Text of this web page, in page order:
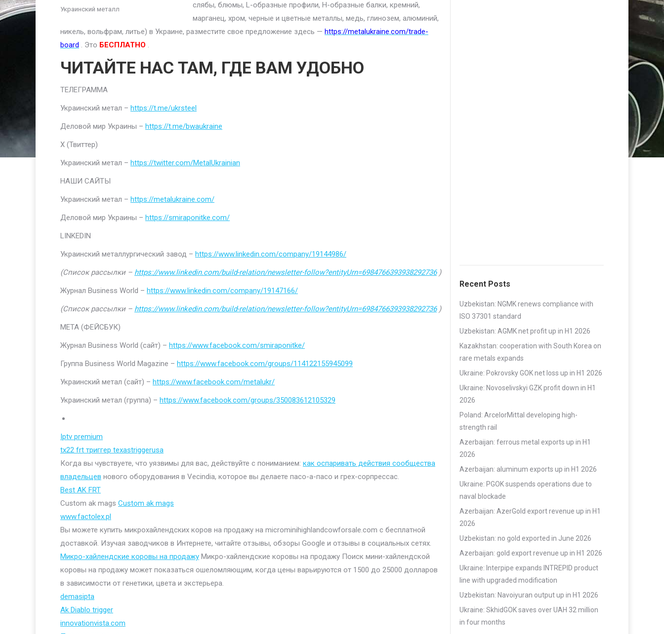
Украинский металл
слябы, блюмы, L-образные профили, H-образные балки, кремний,
марганец, хром, черные и цветные металлы, медь, глинозем, алюминий,
никель, вольфрам, литье) в Украине, разместите свое предложение здесь — https://metalukraine.com/trade-
board . Это БЕСПЛАТНО .
ЧИТАЙТЕ НАС ТАМ, ГДЕ ВАМ УДОБНО
ТЕЛЕГРАММА
Украинский метал – https://t.me/ukrsteel
Деловой мир Украины – https://t.me/bwaukraine
Х (Твиттер)
Украинский метал – https://twitter.com/MetalUkrainian
НАШИ САЙТЫ
Украинский метал – https://metalukraine.com/
Деловой мир Украины – https://smiraponitke.com/
LINKEDIN
Украинский металлургический завод – https://www.linkedin.com/company/19144986/
(Список рассылки – https://www.linkedin.com/build-relation/newsletter-follow?entityUrn=6984766393938292736)
Журнал Business World – https://www.linkedin.com/company/19147166/
(Список рассылки – https://www.linkedin.com/build-relation/newsletter-follow?entityUrn=6984766393938292736)
МЕТА (ФЕЙСБУК)
Журнал Business World (сайт) – https://www.facebook.com/smiraponitke/
Группа Business World Magazine – https://www.facebook.com/groups/114122155945099
Украинский метал (сайт) – https://www.facebook.com/metalukr/
Украинский метал (группа) – https://www.facebook.com/groups/350083612105329
Iptv premium
tx22 frt триггер texastriggerusa
Когда вы чувствуете, что уязвимы для вас, действуйте с пониманием: как оспаривать действия сообщества
владельцев нового оборудования в Vecindia, которое вы делаете пасо-а-пасо и грех-сорпрессас.
Best AK FRT
Custom ak mags Custom ak mags
www.factolex.pl
Вы можете купить микрохайлендских коров на продажу на microminihighlandcowforsale.com с бесплатной
доставкой. Изучая заводчиков в Интернете, читайте отзывы, обзоры Google и отзывы в социальных сетях.
Микро-хайлендские коровы на продажу Микро-хайлендские коровы на продажу Поиск мини-хайлендской
коровы на продажу может показаться ошеломляющим, когда цены варьируются от 1500 до 25000 долларов
в зависимости от генетики, цвета и экстерьера.
demasipta
Ak Diablo trigger
innovationvista.com
Recent Posts
Uzbekistan: NGMK renews compliance with
ISO 37301 standard
Uzbekistan: AGMK net profit up in H1 2026
Kazakhstan: cooperation with South Korea on
rare metals expands
Ukraine: Pokrovsky GOK net loss up in H1 2026
Ukraine: Novoselivskyi GZK profit down in H1
2026
Poland: ArcelorMittal developing high-
strength rail
Azerbaijan: ferrous metal exports up in H1
2026
Azerbaijan: aluminum exports up in H1 2026
Ukraine: PGOK suspends operations due to
naval blockade
Azerbaijan: AzerGold export revenue up in H1
2026
Uzbekistan: no gold exported in June 2026
Azerbaijan: gold export revenue up in H1 2026
Ukraine: Interpipe expands INTREPID product
line with upgraded modification
Uzbekistan: Navoiyuran output up in H1 2026
Ukraine: SkhidGOK saves over UAH 32 million
in four months